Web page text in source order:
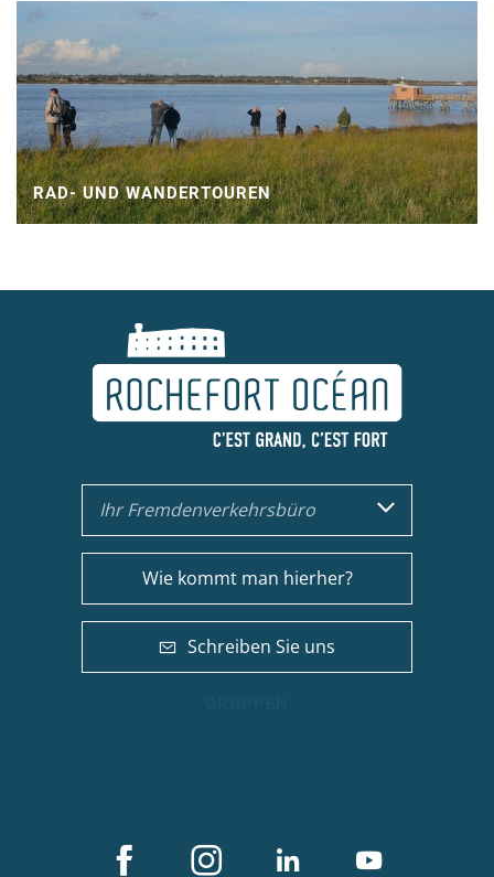
RAD- UND WANDERTOUREN
Ihr Fremdenverkehrsbüro
Wie kommt man hierher?
Schreiben Sie uns